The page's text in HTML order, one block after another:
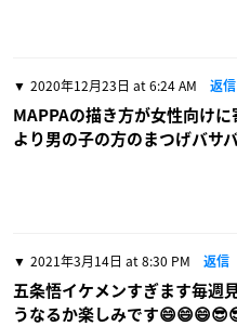
2020年12月23日 at 6:24 AM 返信
MAPPAの描き方が女性向け
より男の子の方のまつげバサ
2021年3月14日 at 8:30 PM 返信
五条悟イケメンすぎます毎週
うなるか楽しみです